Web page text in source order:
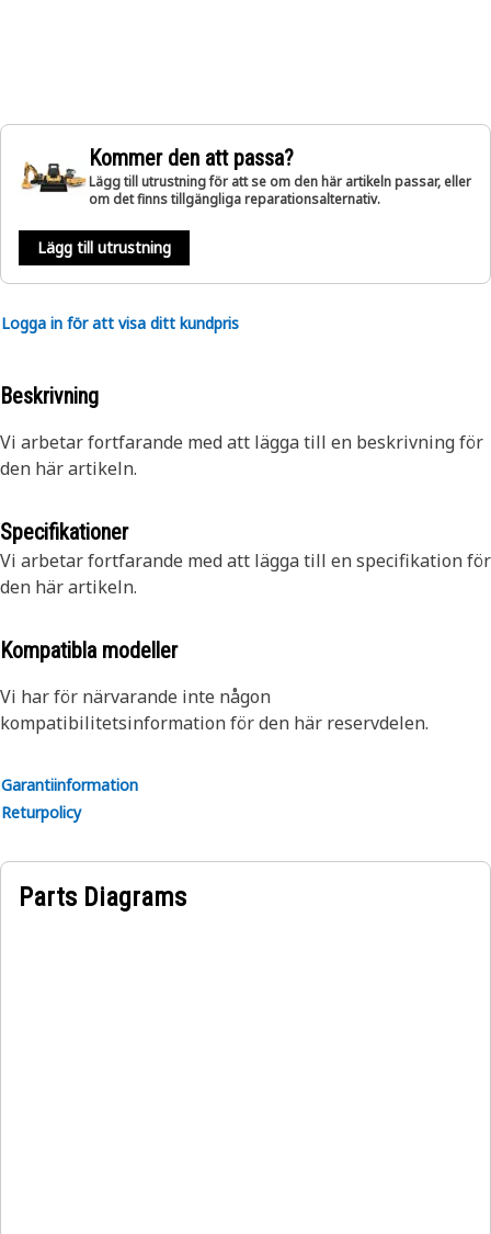
Kommer den att passa?
Lägg till utrustning för att se om den här artikeln passar, eller
om det finns tillgängliga reparationsalternativ.
Lägg till utrustning
Logga in för att visa ditt kundpris
Beskrivning
Vi arbetar fortfarande med att lägga till en beskrivning för
den här artikeln.
Specifikationer
Vi arbetar fortfarande med att lägga till en specifikation för
den här artikeln.
Kompatibla modeller
Vi har för närvarande inte någon
kompatibilitetsinformation för den här reservdelen.
Garantiinformation
Returpolicy
Parts Diagrams